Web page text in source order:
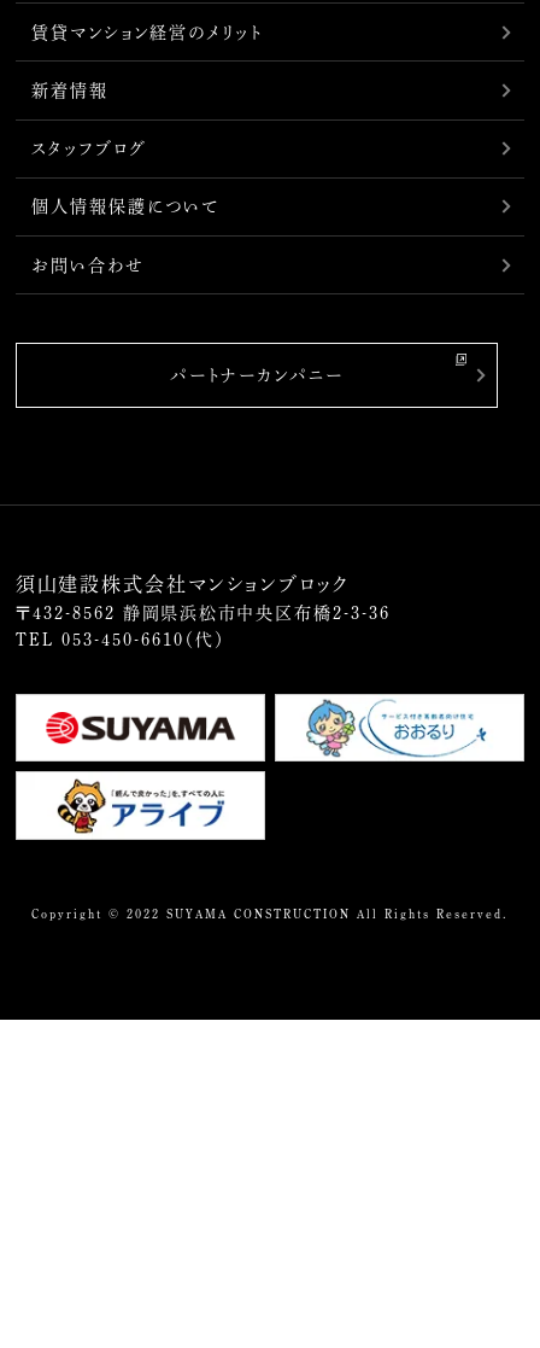
賃貸マンション経営のメリット
新着情報
スタッフブログ
個人情報保護について
お問い合わせ
パートナーカンパニー
須山建設株式会社マンションブロック
〒432-8562 静岡県浜松市中央区布橋2-3-36
TEL053-450-6610 （代）
Copyright © 2022 SUYAMA CONSTRUCTION All Rights Reserved.